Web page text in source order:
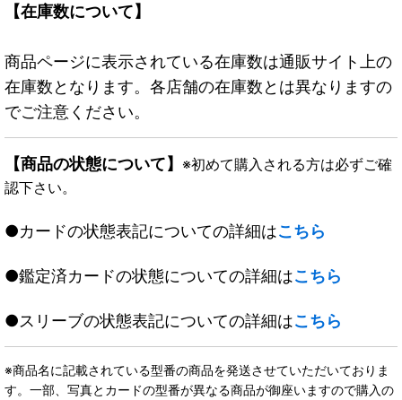
【在庫数について】
商品ページに表示されている在庫数は通販サイト上の
在庫数となります。各店舗の在庫数とは異なりますの
でご注意ください。
【商品の状態について】 ※初めて購入される方は必ずご確
認下さい。
●カードの状態表記についての詳細はこちら
●鑑定済カードの状態についての詳細はこちら
●スリーブの状態表記についての詳細はこちら
※商品名に記載されている型番の商品を発送させていただいておりま
す。一部、写真とカードの型番が異なる商品が御座いますので購入の